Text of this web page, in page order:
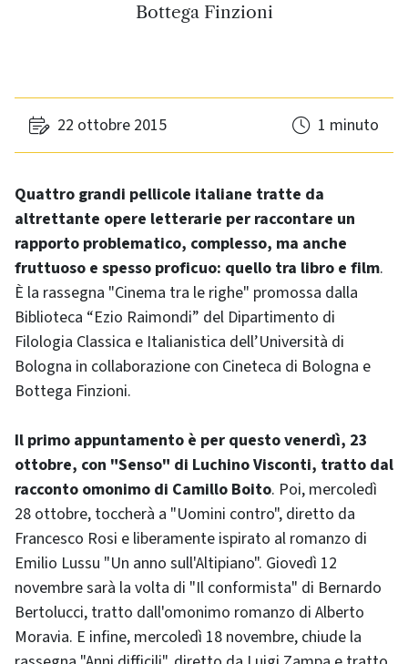
Bottega Finzioni
22 ottobre 2015 1 minuto
Quattro grandi pellicole italiane tratte da
altrettante opere letterarie per raccontare un
rapporto problematico, complesso, ma anche
fruttuoso e spesso proficuo: quello tra libro e film.
È la rassegna "Cinema tra le righe" promossa dalla
Biblioteca “Ezio Raimondi” del Dipartimento di
Filologia Classica e Italianistica dell’Università di
Bologna in collaborazione con Cineteca di Bologna e
Bottega Finzioni.
Il primo appuntamento è per questo venerdì, 23
ottobre, con "Senso" di Luchino Visconti, tratto dal
racconto omonimo di Camillo Boito. Poi, mercoledì
28 ottobre, toccherà a "Uomini contro", diretto da
Francesco Rosi e liberamente ispirato al romanzo di
Emilio Lussu "Un anno sull'Altipiano". Giovedì 12
novembre sarà la volta di "Il conformista" di Bernardo
Bertolucci, tratto dall'omonimo romanzo di Alberto
Moravia. E infine, mercoledì 18 novembre, chiude la